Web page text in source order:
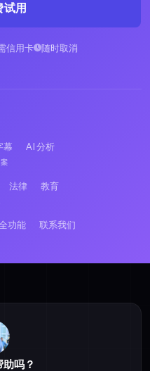
试用
信用卡 随时取消
幕 AI 分析
法律 教育
功能 联系我们
吗？